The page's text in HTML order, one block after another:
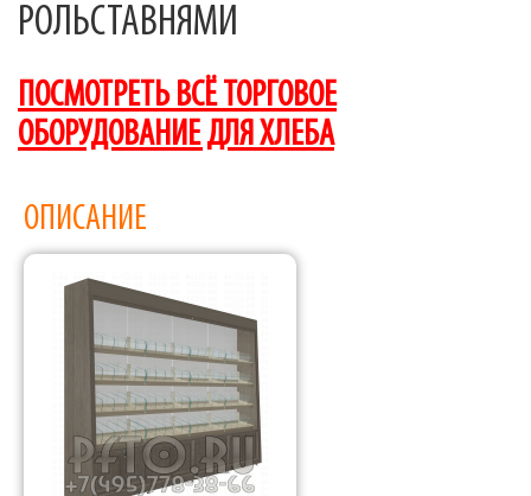
РОЛЬСТАВНЯМИ
ПОСМОТРЕТЬ ВСЁ ТОРГОВОЕ
ОБОРУДОВАНИЕ ДЛЯ ХЛЕБА
ОПИСАНИЕ